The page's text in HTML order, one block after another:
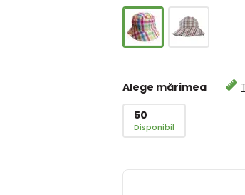
Alege mărimea
50
Disponibil